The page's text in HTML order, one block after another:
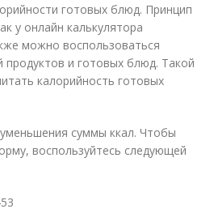
готовых блюд. Принцип
у онлайн калькулятора
можно воспользоваться
продуктов и готовых блюд. Такой
калорийность готовых
суммы ккал. Чтобы
воспользуйтесь следующей